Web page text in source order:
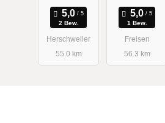
2 Bew.
Herschweiler
55.0 km
1 Bew.
Freisen
56.3 km